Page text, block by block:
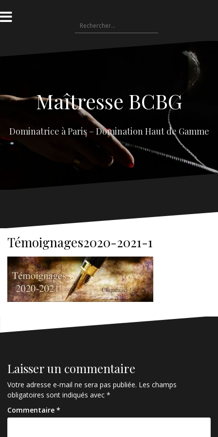
au
contenu
Rechercher :
Maîtresse BCBG
Dominatrice à Paris – Domination Haut de Gamme
Témoignages2020-2021-1
Laisser un commentaire
Votre adresse e-mail ne sera pas publiée. Les champs
obligatoires sont indiqués avec *
Commentaire *